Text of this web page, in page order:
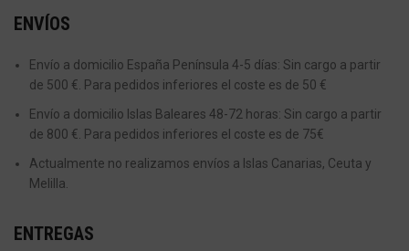
ENVÍOS
Envío a domicilio España Península 4-5 días: Sin cargo a partir
de 500 €. Para pedidos inferiores el coste es de 50 €
Envío a domicilio Islas Baleares 48-72 horas: Sin cargo a partir
de 800 €. Para pedidos inferiores el coste es de 75€
Actualmente no realizamos envíos a Islas Canarias, Ceuta y
Melilla.
ENTREGAS